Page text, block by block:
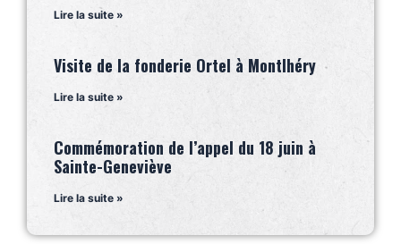
Lire la suite »
Visite de la fonderie Ortel à Montlhéry
Lire la suite »
Commémoration de l’appel du 18 juin à
Sainte-Geneviève
Lire la suite »